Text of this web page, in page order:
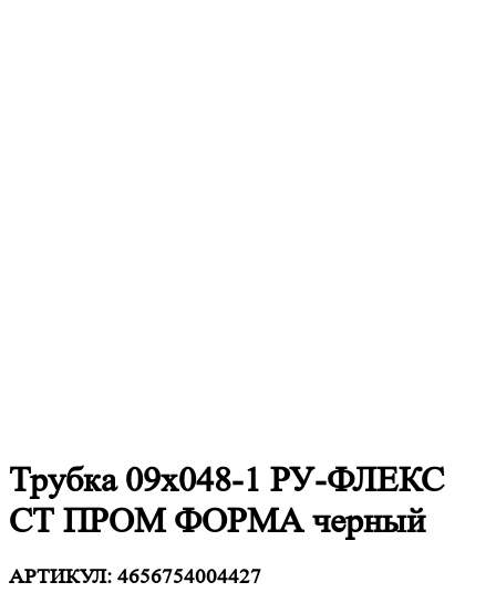
Трубка 09х048-1 РУ-ФЛЕКС
СТ ПРОМ ФОРМА черный
АРТИКУЛ: 4656754004427